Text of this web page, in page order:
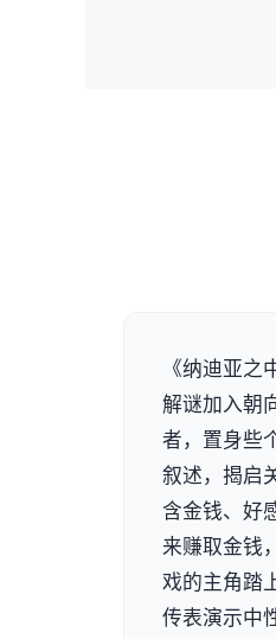
《纳迪亚
解谜加入朝
者，置身些
叙述，揭启
含金钱、好
来赚取金钱
戏的主角踏
传表演示中